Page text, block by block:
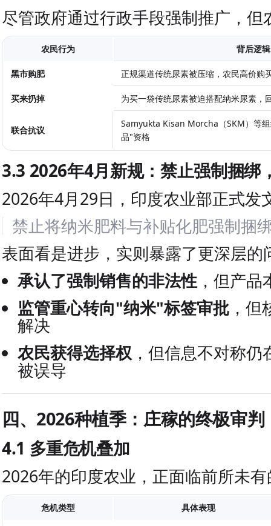
尽管政府通过行政手段强制推广，但
农民行为 背后逻辑
黑市购肥 正规渠道传统尿素被压缩，农民高价购
买来扔掉 为买一袋传统尿素被迫搭配纳米尿素，
联合抗议
Samyukta Kisan Morcha（SKM）等
品"资格
3.3 2026年4月新规：禁止强制捆绑
2026年4月29日，印度农业部正式发
禁止将纳米肥料与补贴化肥强制捆
表面看是进步，实则暴露了更深层的
承认了强制销售的非法性 ，但产
监管重心转向"纳米"标签审批 ，
解决
农民获得选择权 ，但信息不对称
被误导
四、2026种植季：庄稼的终极审判
4.1 多重危机叠加
2026年的印度农业，正面临前所未
危机类型 具体表现